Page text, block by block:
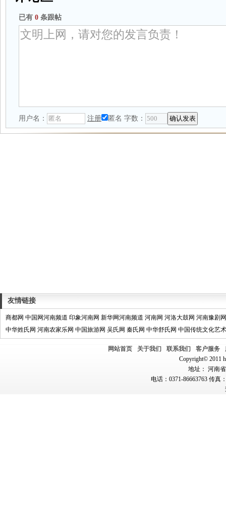
已有 0 条跟帖
用户名： 注册 匿名 字数：
友情链接
商都网 中国网河南频道 印象河南网 新华网河南频道 河南网 河洛大鼓网 河南豫剧网
中华姓氏网 河南农家乐网 中国旅游网 吴氏网 秦氏网 中华舒氏网 中国传统文化艺
网站首页 关于我们 联系我们 客户服务
Copyright© 2011
地址： 河南
电话：0371-86663763 传真